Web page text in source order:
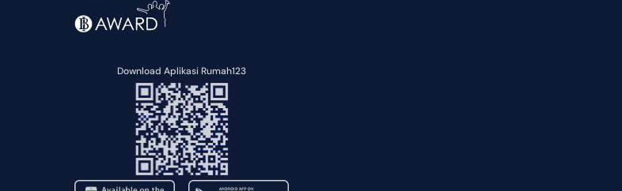
Download Aplikasi Rumah123